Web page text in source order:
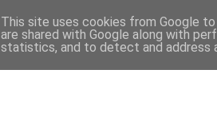
This site uses cookies from Google
are shared with Google along with
statistics, and to detect and address